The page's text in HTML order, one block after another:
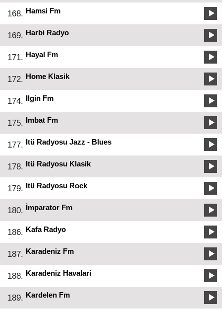
168. Hamsi Fm
169. Harbi Radyo
171. Hayal Fm
172. Home Klasik
174. Ilgin Fm
175. Imbat Fm
177. Itü Radyosu Jazz - Blues
178. Itü Radyosu Klasik
179. Itü Radyosu Rock
180. İmparator Fm
186. Kafa Radyo
187. Karadeniz Fm
188. Karadeniz Havalari
189. Kardelen Fm